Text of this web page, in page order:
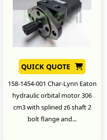
QUICK QUOTE
158-1454-001 Char-Lynn Eaton
hydraulic orbital motor 306
cm3 with splined z6 shaft 2
bolt flange and...